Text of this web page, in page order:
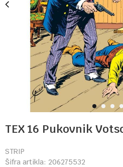
1 2 3
TEX 16 Pukovnik
STRIP
Šifra artikla: 206275532